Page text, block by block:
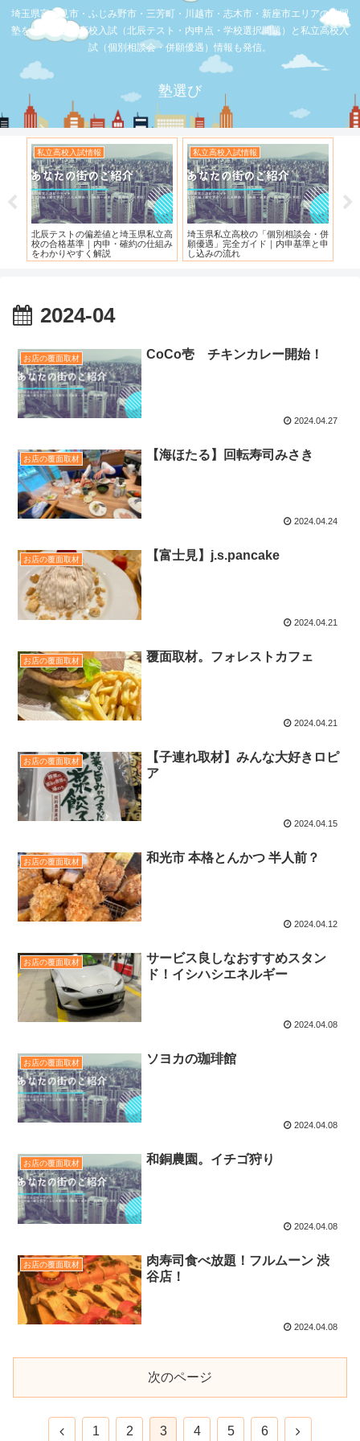
埼玉県富士見市・ふじみ野市・三芳町・川越市・志木市・新座市エリアの学習
塾を比較。公立高校入試（北辰テスト・内申点・学校選択問題）と私立高校入
試（個別相談会・併願優遇）情報も発信。
塾選び
私立高校入試情報
北辰テストの偏差値と埼玉県私立高
校の合格基準｜内申・確約の仕組み
をわかりやすく解説
私立高校入試情報
埼玉県私立高校の「個別相談会・併
願優遇」完全ガイド｜内申基準と申
し込みの流れ
2024-04
お店の覆面取材 CoCo壱 チキンカレー開始！
2024.04.27
お店の覆面取材 【海ほたる】回転寿司みさき
2024.04.24
お店の覆面取材 【富士見】j.s.pancake
2024.04.21
お店の覆面取材 覆面取材。フォレストカフェ
2024.04.21
お店の覆面取材
【子連れ取材】みんな大好きロピ
ア
2024.04.15
お店の覆面取材 和光市 本格とんかつ 半人前？
2024.04.12
お店の覆面取材
サービス良しなおすすめスタン
ド！イシハシエネルギー
2024.04.08
お店の覆面取材 ソヨカの珈琲館
2024.04.08
お店の覆面取材 和銅農園。イチゴ狩り
2024.04.08
お店の覆面取材
肉寿司食べ放題！フルムーン 渋
谷店！
2024.04.08
次のページ
1 2 3 4 5 6